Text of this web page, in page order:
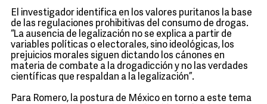
El investigador identifica en los valores puritanos la base
de las regulaciones prohibitivas del consumo de drogas.
“La ausencia de legalización no se explica a partir de
variables políticas o electorales, sino ideológicas, los
prejuicios morales siguen dictando los cánones en
materia de combate a la drogadicción y no las verdades
científicas que respaldan a la legalización”.
Para Romero, la postura de México en torno a este tema